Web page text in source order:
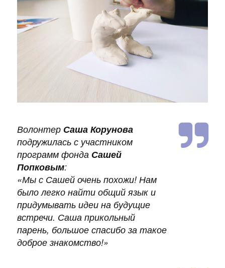
Волонтер Саша Корунова
подружилась с участником
программ фонда Сашей
Попковым:
«Мы с Сашей очень похожи! Нам
было легко найти общий язык и
придумывать идеи на будущие
встречи. Саша прикольный
парень, большое спасибо за такое
доброе знакомство!»